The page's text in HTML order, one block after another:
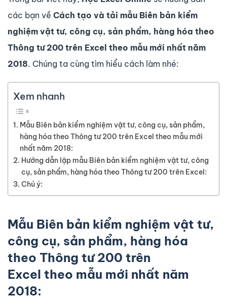
các bạn về Cách tạo và tải mẫu Biên bản kiểm
nghiệm vật tư, công cụ, sản phẩm, hàng hóa theo
Thông tư 200 trên Excel theo mẫu mới nhất năm
2018. Chúng ta cùng tìm hiểu cách làm nhé:
Xem nhanh
Mẫu Biên bản kiểm nghiệm vật tư, công cụ, sản phẩm,
hàng hóa theo Thông tư 200 trên Excel theo mẫu mới
nhất năm 2018:
Hướng dẫn lập mẫu Biên bản kiểm nghiệm vật tư, công
cụ, sản phẩm, hàng hóa theo Thông tư 200 trên Excel:
Chú ý:
Mẫu Biên bản kiểm nghiệm vật tư,
công cụ, sản phẩm, hàng hóa
theo Thông tư 200 trên
Excel theo mẫu mới nhất năm
2018: